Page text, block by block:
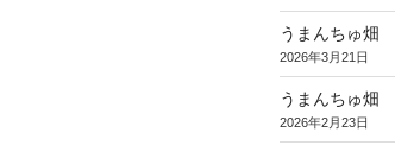
うまんちゅ畑
2026年3月21日
うまんちゅ畑
2026年2月23日